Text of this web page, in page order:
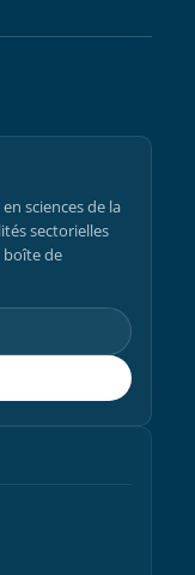
sciences de la
sectorielles
boîte de